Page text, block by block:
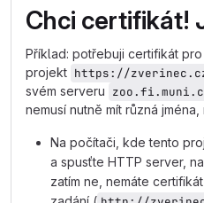
Chci certifikát!
Příklad: potřebuji certifikát
projekt https://
svém serveru
nemusí nutně mít různá
Na počítači, kde tento
a spusťte HTTP server,
zatím ne, nemáte